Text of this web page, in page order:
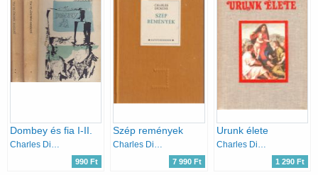
Dombey és fia I-II.
Charles Dickens
990 Ft
Szép remények
Charles Dickens
7 990 Ft
Urunk élete
Charles Dickens
1 290 Ft